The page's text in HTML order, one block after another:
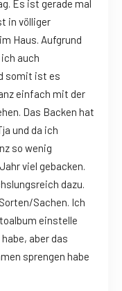
Es ist gerade mal
in völliger
Haus. Aufgrund
auch
somit ist es
einfach mit der
Das Backen hat
und da ich
so wenig
viel gebacken.
dazu.
Sachen. Ich
einstelle
aber das
sprengen habe